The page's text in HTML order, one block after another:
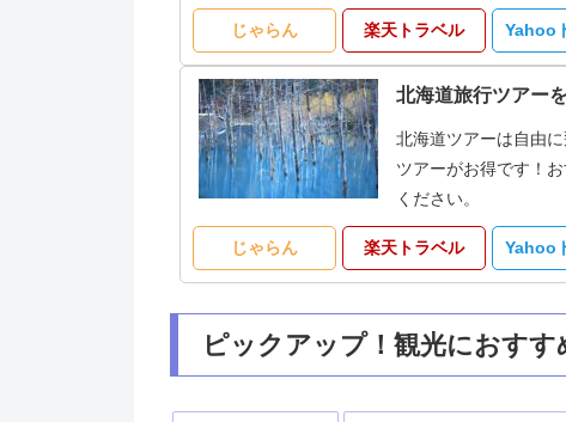
じゃらん 楽天トラベル Yahoo
北海道旅行ツアー
北海道ツアーは自由
ツアーがお得です！
ください。
じゃらん 楽天トラベル Yahoo
ピックアップ！観光におすす